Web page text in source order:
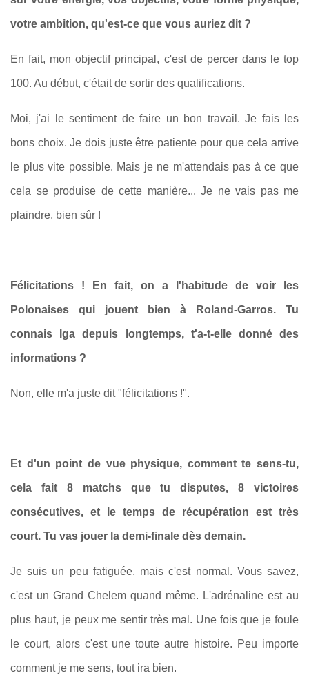
votre ambition, qu'est-ce que vous auriez dit ?
En fait, mon objectif principal, c'est de percer dans le top
100. Au début, c'était de sortir des qualifications.
Moi, j'ai le sentiment de faire un bon travail. Je fais les
bons choix. Je dois juste être patiente pour que cela arrive
le plus vite possible. Mais je ne m'attendais pas à ce que
cela se produise de cette manière... Je ne vais pas me
plaindre, bien sûr !
Félicitations ! En fait, on a l'habitude de voir les
Polonaises qui jouent bien à Roland-Garros. Tu
connais Iga depuis longtemps, t'a-t-elle donné des
informations ?
Non, elle m'a juste dit "félicitations !".
Et d'un point de vue physique, comment te sens-tu,
cela fait 8 matchs que tu disputes, 8 victoires
consécutives, et le temps de récupération est très
court. Tu vas jouer la demi-finale dès demain.
Je suis un peu fatiguée, mais c'est normal. Vous savez,
c'est un Grand Chelem quand même. L'adrénaline est au
plus haut, je peux me sentir très mal. Une fois que je foule
le court, alors c'est une toute autre histoire. Peu importe
comment je me sens, tout ira bien.